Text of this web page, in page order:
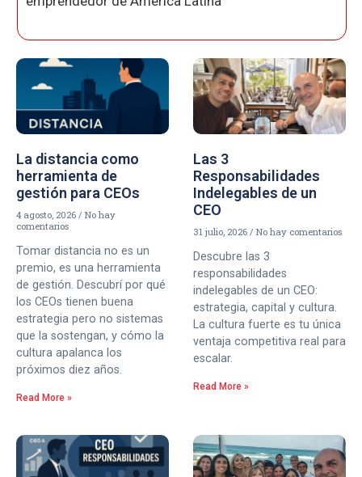
La distancia como
herramienta de
gestión para CEOs
4 agosto, 2026
No hay
comentarios
Tomar distancia no es un
premio, es una herramienta
de gestión. Descubrí por qué
los CEOs tienen buena
estrategia pero no sistemas
que la sostengan, y cómo la
cultura apalanca los
próximos diez años.
Read More »
Las 3
Responsabilidades
Indelegables de un
CEO
31 julio, 2026 No hay comentarios
Descubre las 3
responsabilidades
indelegables de un CEO:
estrategia, capital y cultura.
La cultura fuerte es tu única
ventaja competitiva real para
escalar.
Read More »